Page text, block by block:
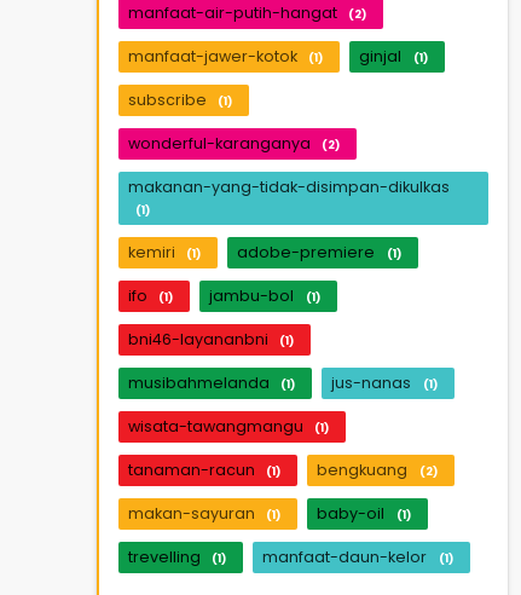
manfaat-air-putih-hangat (2)
manfaat-jawer-kotok (1) ginjal (1)
subscribe (1)
wonderful-karanganya (2)
makanan-yang-tidak-disimpan-dikulkas
(1)
kemiri (1) adobe-premiere (1)
ifo (1) jambu-bol (1)
bni46-layananbni (1)
musibahmelanda (1) jus-nanas (1)
wisata-tawangmangu (1)
tanaman-racun (1) bengkuang (2)
makan-sayuran (1) baby-oil (1)
trevelling (1) manfaat-daun-kelor (1)